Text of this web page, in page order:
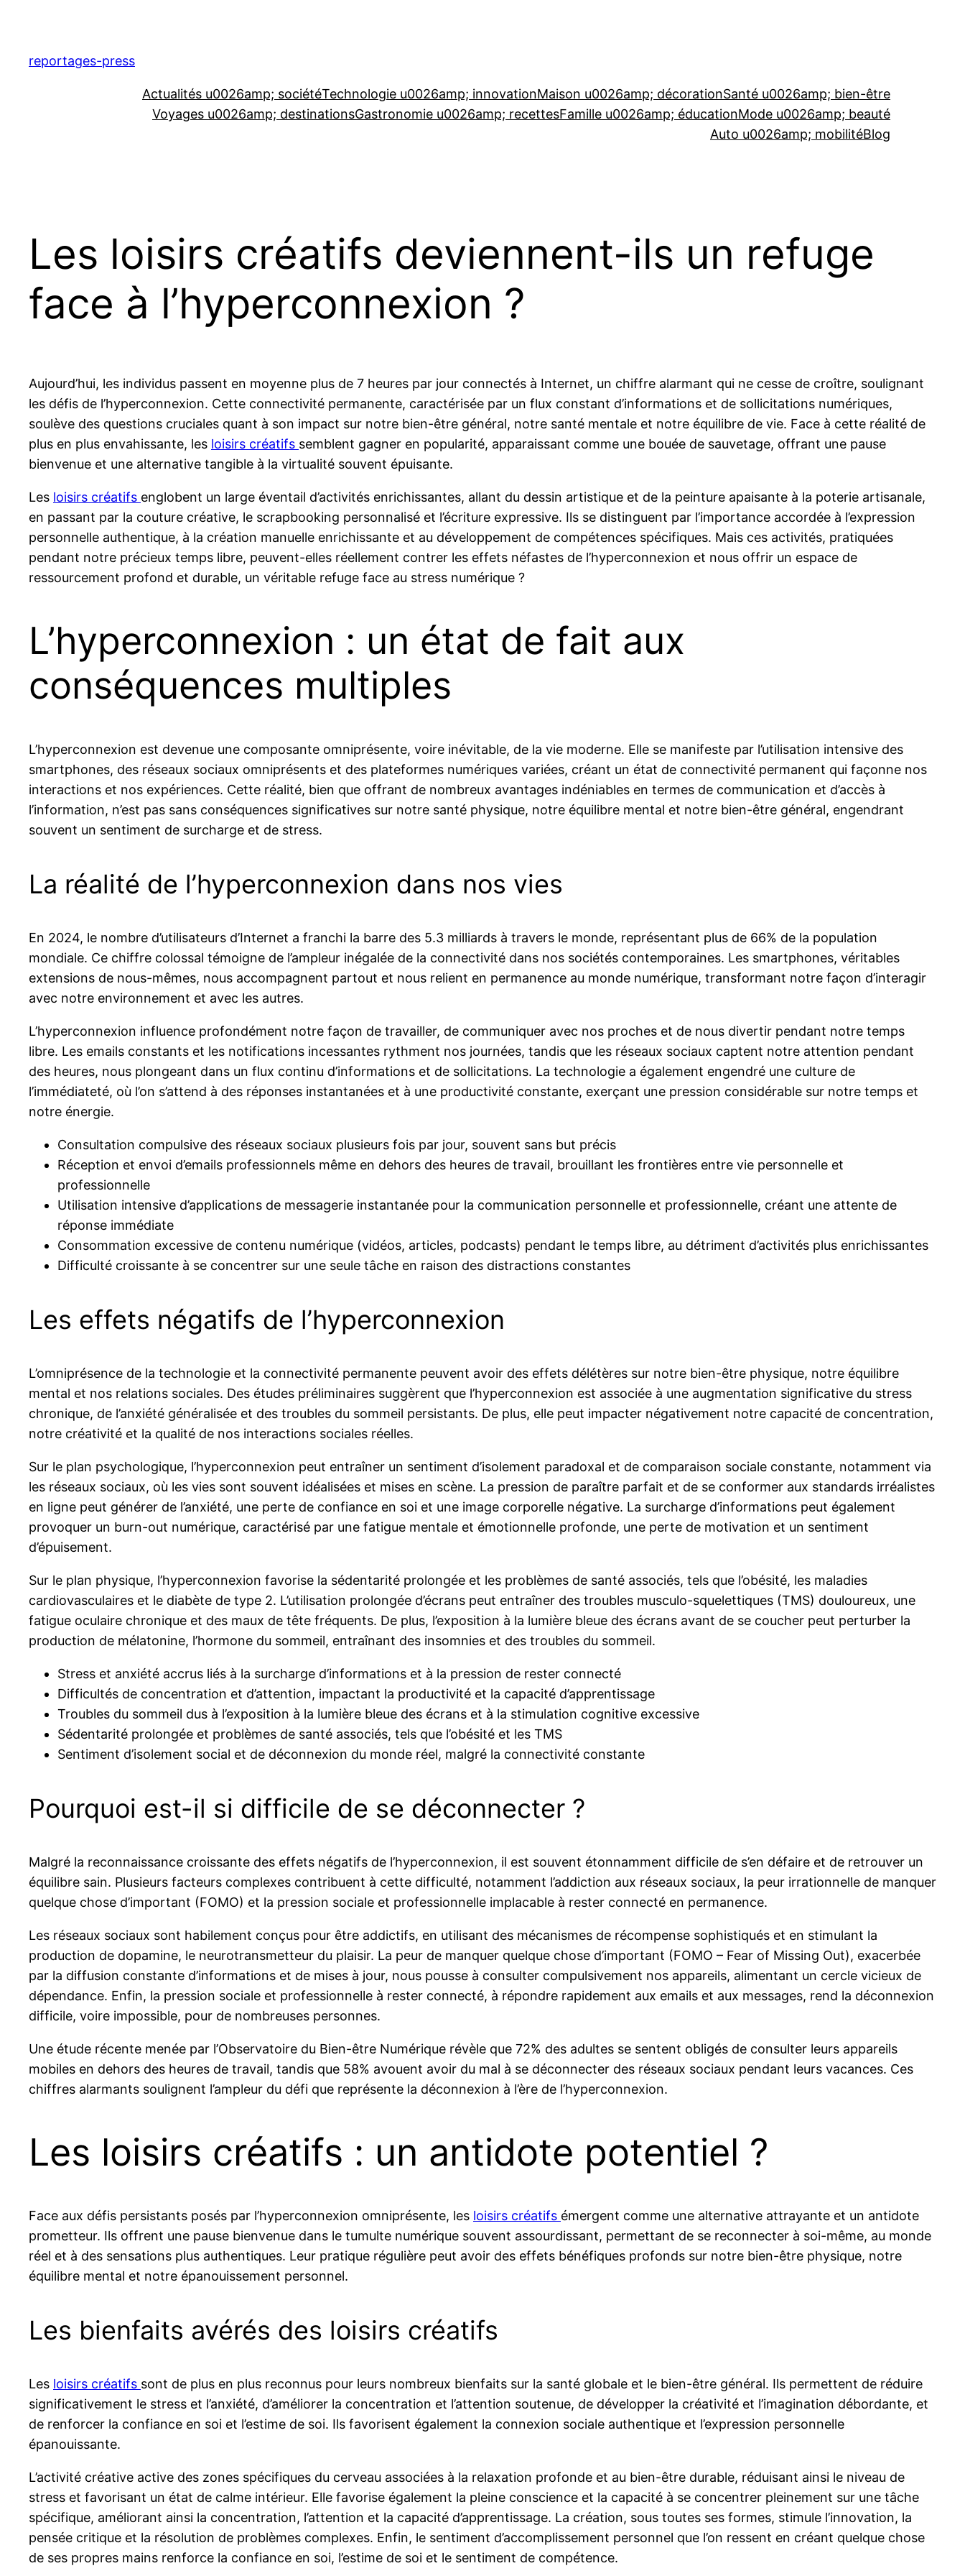
contenu
reportages-press
Actualités u0026amp; sociétéTechnologie u0026amp; innovationMaison u0026amp; décorationSanté u0026amp; bien-être
Voyages u0026amp; destinationsGastronomie u0026amp; recettesFamille u0026amp; éducationMode u0026amp; beauté
Auto u0026amp; mobilitéBlog
Les loisirs créatifs deviennent-ils un refuge
face à l’hyperconnexion ?
Aujourd’hui, les individus passent en moyenne plus de 7 heures par jour connectés à Internet, un chiffre alarmant qui ne cesse de croître, soulignant
les défis de l’hyperconnexion. Cette connectivité permanente, caractérisée par un flux constant d’informations et de sollicitations numériques,
soulève des questions cruciales quant à son impact sur notre bien-être général, notre santé mentale et notre équilibre de vie. Face à cette réalité de
plus en plus envahissante, les loisirs créatifs semblent gagner en popularité, apparaissant comme une bouée de sauvetage, offrant une pause
bienvenue et une alternative tangible à la virtualité souvent épuisante.
Les loisirs créatifs englobent un large éventail d’activités enrichissantes, allant du dessin artistique et de la peinture apaisante à la poterie artisanale,
en passant par la couture créative, le scrapbooking personnalisé et l’écriture expressive. Ils se distinguent par l’importance accordée à l’expression
personnelle authentique, à la création manuelle enrichissante et au développement de compétences spécifiques. Mais ces activités, pratiquées
pendant notre précieux temps libre, peuvent-elles réellement contrer les effets néfastes de l’hyperconnexion et nous offrir un espace de
ressourcement profond et durable, un véritable refuge face au stress numérique ?
L’hyperconnexion : un état de fait aux
conséquences multiples
L’hyperconnexion est devenue une composante omniprésente, voire inévitable, de la vie moderne. Elle se manifeste par l’utilisation intensive des
smartphones, des réseaux sociaux omniprésents et des plateformes numériques variées, créant un état de connectivité permanent qui façonne nos
interactions et nos expériences. Cette réalité, bien que offrant de nombreux avantages indéniables en termes de communication et d’accès à
l’information, n’est pas sans conséquences significatives sur notre santé physique, notre équilibre mental et notre bien-être général, engendrant
souvent un sentiment de surcharge et de stress.
La réalité de l’hyperconnexion dans nos vies
En 2024, le nombre d’utilisateurs d’Internet a franchi la barre des 5.3 milliards à travers le monde, représentant plus de 66% de la population
mondiale. Ce chiffre colossal témoigne de l’ampleur inégalée de la connectivité dans nos sociétés contemporaines. Les smartphones, véritables
extensions de nous-mêmes, nous accompagnent partout et nous relient en permanence au monde numérique, transformant notre façon d’interagir
avec notre environnement et avec les autres.
L’hyperconnexion influence profondément notre façon de travailler, de communiquer avec nos proches et de nous divertir pendant notre temps
libre. Les emails constants et les notifications incessantes rythment nos journées, tandis que les réseaux sociaux captent notre attention pendant
des heures, nous plongeant dans un flux continu d’informations et de sollicitations. La technologie a également engendré une culture de
l’immédiateté, où l’on s’attend à des réponses instantanées et à une productivité constante, exerçant une pression considérable sur notre temps et
notre énergie.
Consultation compulsive des réseaux sociaux plusieurs fois par jour, souvent sans but précis
Réception et envoi d’emails professionnels même en dehors des heures de travail, brouillant les frontières entre vie personnelle et
professionnelle
Utilisation intensive d’applications de messagerie instantanée pour la communication personnelle et professionnelle, créant une attente de
réponse immédiate
Consommation excessive de contenu numérique (vidéos, articles, podcasts) pendant le temps libre, au détriment d’activités plus enrichissantes
Difficulté croissante à se concentrer sur une seule tâche en raison des distractions constantes
Les effets négatifs de l’hyperconnexion
L’omniprésence de la technologie et la connectivité permanente peuvent avoir des effets délétères sur notre bien-être physique, notre équilibre
mental et nos relations sociales. Des études préliminaires suggèrent que l’hyperconnexion est associée à une augmentation significative du stress
chronique, de l’anxiété généralisée et des troubles du sommeil persistants. De plus, elle peut impacter négativement notre capacité de concentration,
notre créativité et la qualité de nos interactions sociales réelles.
Sur le plan psychologique, l’hyperconnexion peut entraîner un sentiment d’isolement paradoxal et de comparaison sociale constante, notamment via
les réseaux sociaux, où les vies sont souvent idéalisées et mises en scène. La pression de paraître parfait et de se conformer aux standards irréalistes
en ligne peut générer de l’anxiété, une perte de confiance en soi et une image corporelle négative. La surcharge d’informations peut également
provoquer un burn-out numérique, caractérisé par une fatigue mentale et émotionnelle profonde, une perte de motivation et un sentiment
d’épuisement.
Sur le plan physique, l’hyperconnexion favorise la sédentarité prolongée et les problèmes de santé associés, tels que l’obésité, les maladies
cardiovasculaires et le diabète de type 2. L’utilisation prolongée d’écrans peut entraîner des troubles musculo-squelettiques (TMS) douloureux, une
fatigue oculaire chronique et des maux de tête fréquents. De plus, l’exposition à la lumière bleue des écrans avant de se coucher peut perturber la
production de mélatonine, l’hormone du sommeil, entraînant des insomnies et des troubles du sommeil.
Stress et anxiété accrus liés à la surcharge d’informations et à la pression de rester connecté
Difficultés de concentration et d’attention, impactant la productivité et la capacité d’apprentissage
Troubles du sommeil dus à l’exposition à la lumière bleue des écrans et à la stimulation cognitive excessive
Sédentarité prolongée et problèmes de santé associés, tels que l’obésité et les TMS
Sentiment d’isolement social et de déconnexion du monde réel, malgré la connectivité constante
Pourquoi est-il si difficile de se déconnecter ?
Malgré la reconnaissance croissante des effets négatifs de l’hyperconnexion, il est souvent étonnamment difficile de s’en défaire et de retrouver un
équilibre sain. Plusieurs facteurs complexes contribuent à cette difficulté, notamment l’addiction aux réseaux sociaux, la peur irrationnelle de manquer
quelque chose d’important (FOMO) et la pression sociale et professionnelle implacable à rester connecté en permanence.
Les réseaux sociaux sont habilement conçus pour être addictifs, en utilisant des mécanismes de récompense sophistiqués et en stimulant la
production de dopamine, le neurotransmetteur du plaisir. La peur de manquer quelque chose d’important (FOMO – Fear of Missing Out), exacerbée
par la diffusion constante d’informations et de mises à jour, nous pousse à consulter compulsivement nos appareils, alimentant un cercle vicieux de
dépendance. Enfin, la pression sociale et professionnelle à rester connecté, à répondre rapidement aux emails et aux messages, rend la déconnexion
difficile, voire impossible, pour de nombreuses personnes.
Une étude récente menée par l’Observatoire du Bien-être Numérique révèle que 72% des adultes se sentent obligés de consulter leurs appareils
mobiles en dehors des heures de travail, tandis que 58% avouent avoir du mal à se déconnecter des réseaux sociaux pendant leurs vacances. Ces
chiffres alarmants soulignent l’ampleur du défi que représente la déconnexion à l’ère de l’hyperconnexion.
Les loisirs créatifs : un antidote potentiel ?
Face aux défis persistants posés par l’hyperconnexion omniprésente, les loisirs créatifs émergent comme une alternative attrayante et un antidote
prometteur. Ils offrent une pause bienvenue dans le tumulte numérique souvent assourdissant, permettant de se reconnecter à soi-même, au monde
réel et à des sensations plus authentiques. Leur pratique régulière peut avoir des effets bénéfiques profonds sur notre bien-être physique, notre
équilibre mental et notre épanouissement personnel.
Les bienfaits avérés des loisirs créatifs
Les loisirs créatifs sont de plus en plus reconnus pour leurs nombreux bienfaits sur la santé globale et le bien-être général. Ils permettent de réduire
significativement le stress et l’anxiété, d’améliorer la concentration et l’attention soutenue, de développer la créativité et l’imagination débordante, et
de renforcer la confiance en soi et l’estime de soi. Ils favorisent également la connexion sociale authentique et l’expression personnelle
épanouissante.
L’activité créative active des zones spécifiques du cerveau associées à la relaxation profonde et au bien-être durable, réduisant ainsi le niveau de
stress et favorisant un état de calme intérieur. Elle favorise également la pleine conscience et la capacité à se concentrer pleinement sur une tâche
spécifique, améliorant ainsi la concentration, l’attention et la capacité d’apprentissage. La création, sous toutes ses formes, stimule l’innovation, la
pensée critique et la résolution de problèmes complexes. Enfin, le sentiment d’accomplissement personnel que l’on ressent en créant quelque chose
de ses propres mains renforce la confiance en soi, l’estime de soi et le sentiment de compétence.